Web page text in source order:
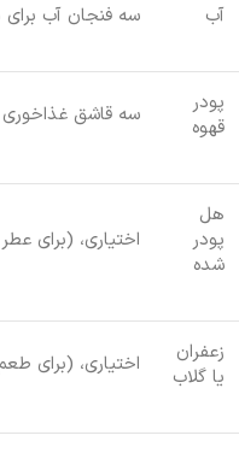
آب سه فنجان آب
پودر
قهوه
سه قاشق غذاخوری
هل
پودر
شده
اختیاری، (برای
زعفران
یا گلاب
اختیاری، (برای